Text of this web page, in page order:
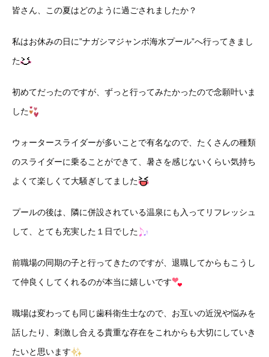
皆さん、この夏はどのように過ごされましたか？
私はお休みの日に”ナガシマジャンボ海水プール”へ行ってきまし
た
初めてだったのですが、ずっと行ってみたかったので念願叶いま
した
ウォータースライダーが多いことで有名なので、たくさんの種類
のスライダーに乗ることができて、暑さを感じないくらい気持ち
よくて楽しくて大騒ぎしてました
プールの後は、隣に併設されている温泉にも入ってリフレッシュ
して、とても充実した１日でした
前職場の同期の子と行ってきたのですが、退職してからもこうし
て仲良くしてくれるのが本当に嬉しいです
職場は変わっても同じ歯科衛生士なので、お互いの近況や悩みを
話したり、刺激し合える貴重な存在をこれからも大切にしていき
たいと思います